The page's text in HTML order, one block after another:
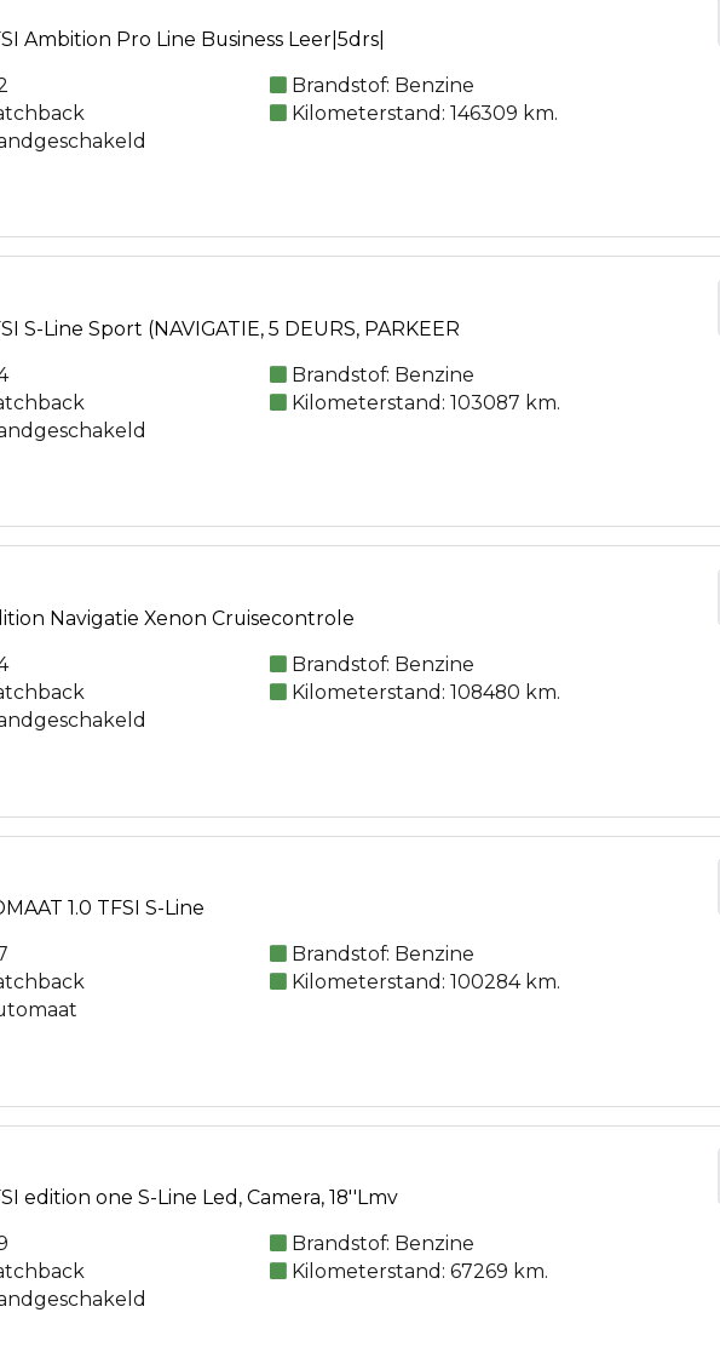
Ambition Pro Line Business Leer|5drs|
Brandstof: Benzine
Kilometerstand: 146309 km.
S-Line Sport (NAVIGATIE, 5 DEURS, PARKEER
Brandstof: Benzine
Kilometerstand: 103087 km.
Navigatie Xenon Cruisecontrole
Brandstof: Benzine
Kilometerstand: 108480 km.
1.0 TFSI S-Line
Brandstof: Benzine
Kilometerstand: 100284 km.
edition one S-Line Led, Camera, 18''Lmv
Brandstof: Benzine
Kilometerstand: 67269 km.